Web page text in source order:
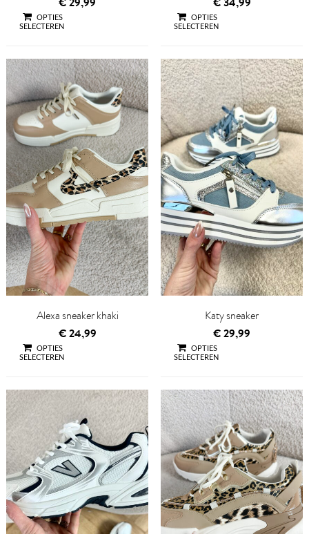
OPTIES
SELECTEREN
OPTIES
SELECTEREN
OPTIES
SELECTEREN
Alexa sneaker khaki
€24,99
OPTIES
SELECTEREN
Katy sneaker
€29,99